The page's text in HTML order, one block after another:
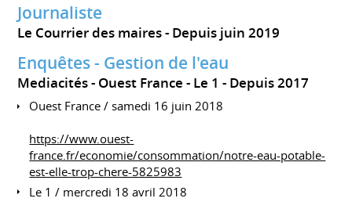
Journaliste
Le Courrier des maires Depuis juin 2019
Enquêtes - Gestion de l'eau
Mediacités - Ouest France - Le 1 Depuis 2017
Ouest France / samedi 16 juin 2018
https://www.ouest-
france.fr/economie/consommation/notre-eau-potable-
est-elle-trop-chere-5825983
Le 1 / mercredi 18 avril 2018